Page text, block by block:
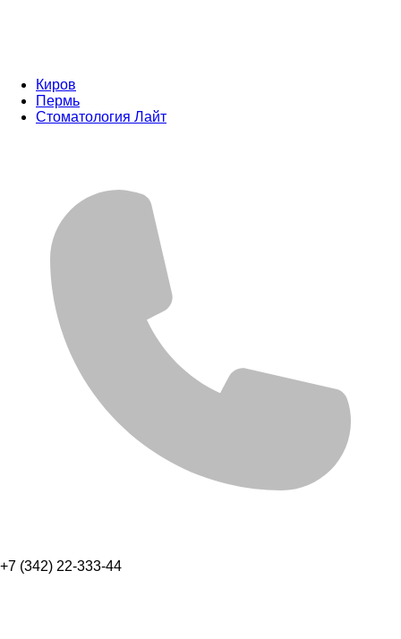
Киров
Пермь
Стоматология Лайт
+7 (342) 22-333-44